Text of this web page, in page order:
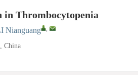
in Thrombocytopenia
Nianguang ,
China